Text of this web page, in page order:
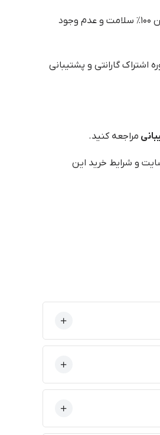
این است که اکانت‌ها دارای تضمین ۱۰۰٪ سلامت و عدم وجود
اشتراک گارانتی و پشتیبانی
مراجعه کنید.
و شرایط خرید این